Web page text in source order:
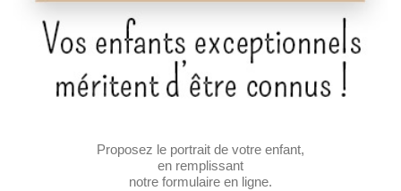
Proposez le portrait de votre enfant,
en remplissant
notre formulaire en ligne.